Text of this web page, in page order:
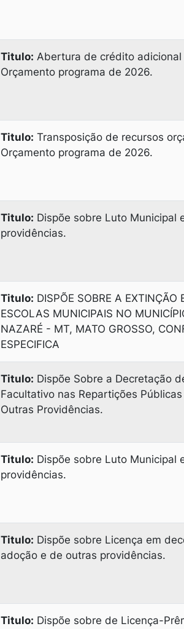
Titulo: Abertura de crédito adicional
Orçamento programa de 2026.
Titulo: Transposição de recursos
Orçamento programa de 2026.
Titulo: Dispõe sobre Luto Municipal
providências.
Titulo: DISPÕE SOBRE A EXTINÇÃO
ESCOLAS MUNICIPAIS NO
NAZARÉ - MT, MATO GROSSO,
ESPECIFICA
Titulo: Dispõe Sobre a Decretação
Facultativo nas Repartições
Outras Providências.
Titulo: Dispõe sobre Luto Municipal
providências.
Titulo: Dispõe sobre Licença em
adoção e de outras providências.
Titulo: Dispõe sobre de Licença-